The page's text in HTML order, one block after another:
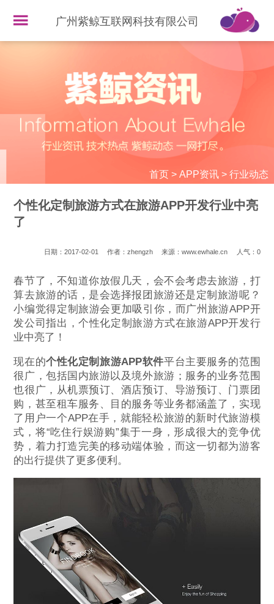
广州紫鲸互联网科技有限公司
首页> APP资讯> 行业动态
个性化定制旅游方式在旅游APP开发行业中亮
了
日期：2017-02-01 作者：zhengzh 来源：www.ewhale.cn 人气： 0
春节了，不知道你放假几天，会不会考虑去旅游，打
算去旅游的话，是会选择报团旅游还是定制旅游呢？
小编觉得定制旅游会更加吸引你，而广州旅游APP开
发公司指出，个性化定制旅游方式在旅游APP开发行
业中亮了！
现在的个性化定制旅游APP软件平台主要服务的范围
很广，包括国内旅游以及境外旅游；服务的业务范围
也很广，从机票预订、酒店预订、导游预订、门票团
购，甚至租车服务、目的服务等业务都涵盖了，实现
了用户一个APP在手，就能轻松旅游的新时代旅游模
式，将“吃住行娱游购”集于一身，形成很大的竞争优
势，着力打造完美的移动端体验，而这一切都为游客
的出行提供了更多便利。